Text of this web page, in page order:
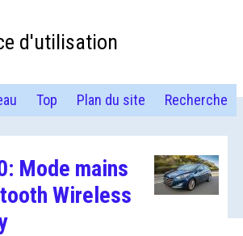
d'utilisation
Top Plan du site Recherche
Mode mains
Wireless